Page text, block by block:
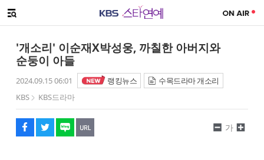
메뉴 열기
'개소리' 이순재X박성웅, 까칠한 아버지와
순둥이 아들
2024.09.15 06:01 랭킹뉴스
수목드라마 개소리
KBS
KBS드라마
페이스북
트위터
네이버
URL복사
글씨 작게보기
가
글씨 크게보기